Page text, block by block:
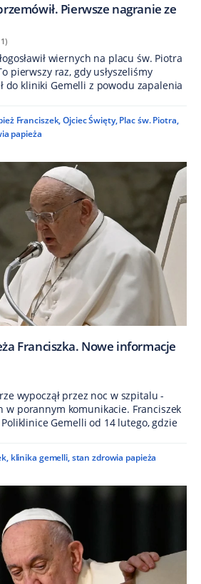
Pierwsze nagranie ze
wiernych na placu św. Piotra
pierwszy raz, gdy usłyszeliśmy
do kliniki Gemelli z powodu zapalenia
Franciszek,Ojciec Święty, Plac św. Piotra,
papieża
Franciszka. Nowe informacje
wypoczął przez noc w szpitalu -
w porannym komunikacie. Franciszek
Gemelli od 14 lutego, gdzie
, klinika gemelli,stan zdrowia papieża